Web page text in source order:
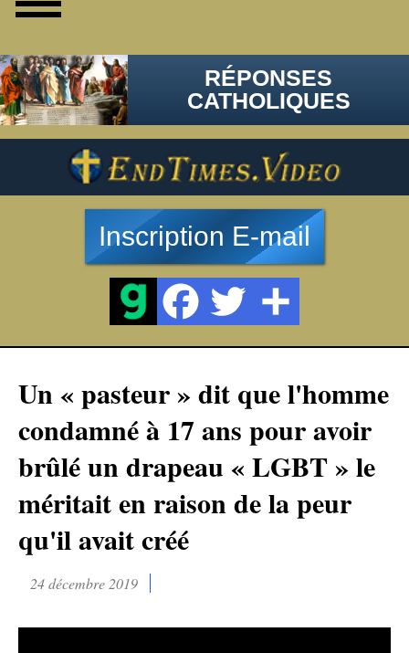
RÉPONSES
CATHOLIQUES
Inscription E-mail
Un « pasteur » dit que l'homme
condamné à 17 ans pour avoir
brûlé un drapeau « LGBT » le
méritait en raison de la peur
qu'il avait créé
24 décembre 2019